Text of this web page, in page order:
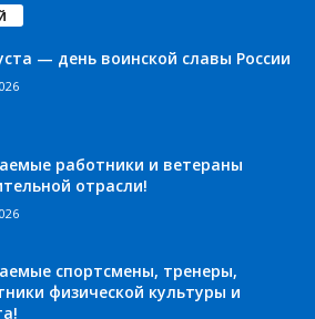
— день воинской славы России
работники и ветераны
отрасли!
спортсмены, тренеры,
физической культуры и